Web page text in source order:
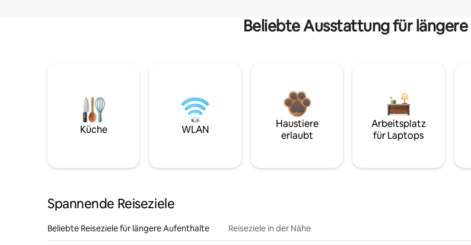
Beliebte Ausstattung für
Küche WLAN
Haustiere
erlaubt
Arbeitsplatz
für Laptops
Spannende Reiseziele
Beliebte Reiseziele für längere Aufenthalte Reiseziele in der Nähe